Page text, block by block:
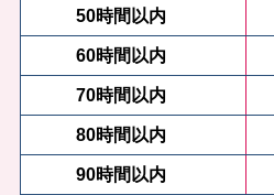
50時間以内
60時間以内
70時間以内
80時間以内
90時間以内